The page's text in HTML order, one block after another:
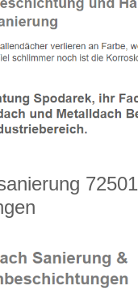
72501